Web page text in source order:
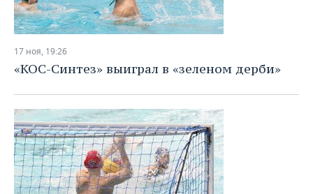
17 ноя, 19:26
«КОС-Синтез» выиграл в «зеленом дерби»